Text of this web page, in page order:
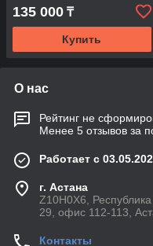
135 000 ₸
Купить
О нас
Рейтинг не
Менее 5 отзывов за
Работает с
г. Астана
Z10H0X6,
29, офис 112-113,
Контакты